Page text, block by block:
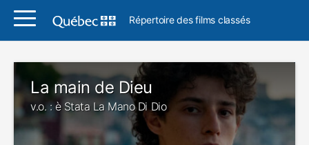
Répertoire des films classés
La main de Dieu
v.o. : è Stata La Mano Di Dio